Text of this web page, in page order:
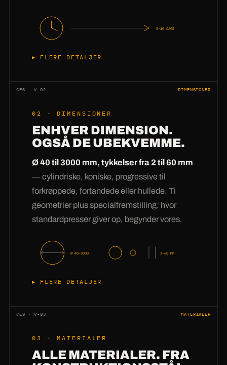
5–10 DAGE
FLERE DETALJER
lager
er forskellen. Vores lager har konstant 25
tyndplade til 60 mm grovplade, fra S235 til
Hardox. Din forespørgsel går derfor ikke til
indkøb, men direkte til
tilskæringsplanlægningen —
ofte samme dag.
Derefter kører en indspillet takt: nestet laser-
ved pressen — sådan bliver uger til
arbejdsdage og arbejdsdage, hvis det skal
være,timer.
CES · V-02 DIMENSIONER
02 · DIMENSIONER
ENHVER DIMENSION.
OGSÅ DE UBEKVEMME.
Ø 40 til 3000 mm, tykkelser fra 2 til 60 mm
— cylindriske, koniske, progressive til
forkrøppede, fortandede eller hullede. Ti
geometrier plus specialfremstilling: hvor
standardpresser giver op, begynder vores.
Ø 40–3000 2–60 MM
FLERE DETALJER
koniske indvendigt som udvendigt,
hældning, båndsnegle, padle- og
delsegmenter, fortandede og hullede
CES · V-03 MATERIALER
03 · MATERIALER
ALLE MATERIALER. FRA